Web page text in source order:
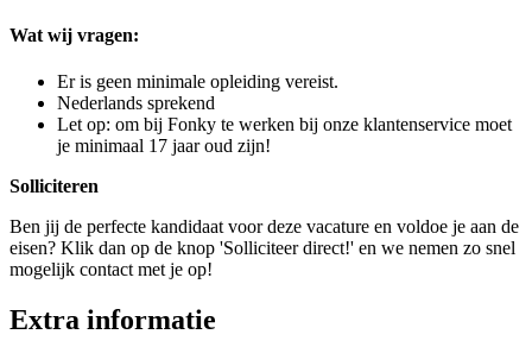
Wat wij vragen:
Er is geen minimale opleiding vereist.
Nederlands sprekend
Let op: om bij Fonky te werken bij onze klantenservice moet
je minimaal 17 jaar oud zijn!
Solliciteren
Ben jij de perfecte kandidaat voor deze vacature en voldoe je aan de
eisen? Klik dan op de knop 'Solliciteer direct!' en we nemen zo snel
mogelijk contact met je op!
Extra informatie